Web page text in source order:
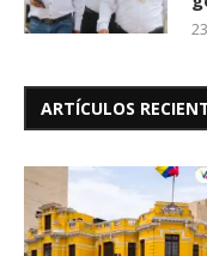
ARTÍCULOS